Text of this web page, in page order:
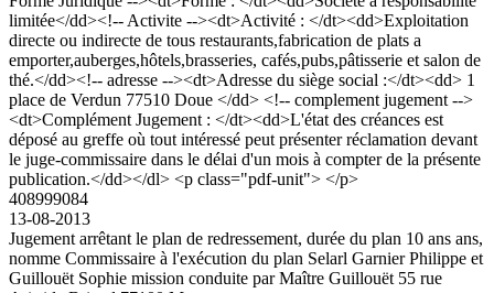
limitée</dd><!-- Activite --><dt>Activité : </dt><dd>Exploitation
directe ou indirecte de tous restaurants,fabrication de plats a
emporter,auberges,hôtels,brasseries, cafés,pubs,pâtisserie et salon de
thé.</dd><!-- adresse --><dt>Adresse du siège social :</dt><dd> 1
place de Verdun 77510 Doue </dd> <!-- complement jugement -->
<dt>Complément Jugement : </dt><dd>L'état des créances est
déposé au greffe où tout intéressé peut présenter réclamation devant
le juge-commissaire dans le délai d'un mois à compter de la présente
publication.</dd></dl> <p class="pdf-unit"> </p>
408999084
13-08-2013
Jugement arrêtant le plan de redressement, durée du plan 10 ans ans,
nomme Commissaire à l'exécution du plan Selarl Garnier Philippe et
Guillouët Sophie mission conduite par Maître Guillouët 55 rue